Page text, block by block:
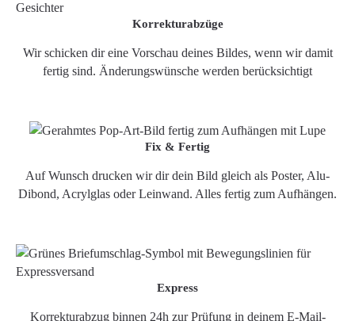
Korrekturabzüge
Wir schicken dir eine Vorschau deines Bildes, wenn wir damit
fertig sind. Änderungswünsche werden berücksichtigt
Fix & Fertig
Auf Wunsch drucken wir dir dein Bild gleich als Poster, Alu-
Dibond, Acrylglas oder Leinwand. Alles fertig zum Aufhängen.
Express
Korrekturabzug binnen 24h zur Prüfung in deinem E-Mail-